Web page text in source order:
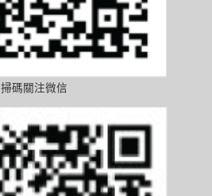
掃碼關注微信